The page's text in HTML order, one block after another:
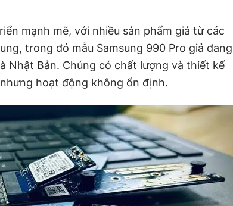
mạnh mẽ, với nhiều sản phẩm giả từ các
trong đó mẫu Samsung 990 Pro giả đang
Nhật Bản. Chúng có chất lượng và thiết kế
hoạt động không ổn định.